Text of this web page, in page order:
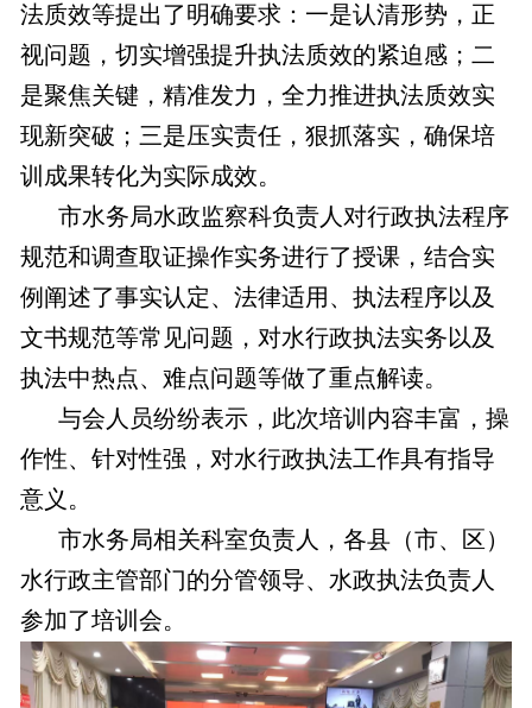
法质效等提出了明确要求：一是认清形势，正
视问题，切实增强提升执法质效的紧迫感；二
是聚焦关键，精准发力，全力推进执法质效实
现新突破；三是压实责任，狠抓落实，确保培
训成果转化为实际成效。
市水务局水政监察科负责人对行政执法程序
规范和调查取证操作实务进行了授课，结合实
例阐述了事实认定、法律适用、执法程序以及
文书规范等常见问题，对水行政执法实务以及
执法中热点、难点问题等做了重点解读。
与会人员纷纷表示，此次培训内容丰富，操
作性、针对性强，对水行政执法工作具有指导
意义。
市水务局相关科室负责人，各县（市、区）
水行政主管部门的分管领导、水政执法负责人
参加了培训会。